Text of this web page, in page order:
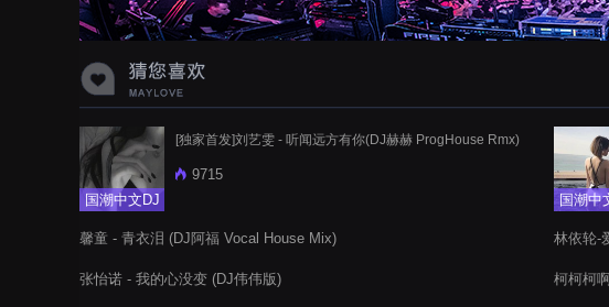
国潮中文DJ
[独家首发]刘艺雯 - 听闻远方有你(DJ赫赫 ProgHouse Rmx)
9715
馨童 - 青衣泪 (DJ阿福 Vocal House Mix)
张怡诺 - 我的心没变 (DJ伟伟版)
国潮中
林依轮-
柯柯柯